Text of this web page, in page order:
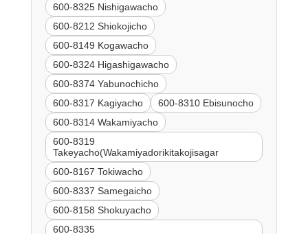
600-8325 Nishigawacho
600-8212 Shiokojicho
600-8149 Kogawacho
600-8324 Higashigawacho
600-8374 Yabunochicho
600-8317 Kagiyacho
600-8310 Ebisunocho
600-8314 Wakamiyacho
600-8319
Takeyacho(Wakamiyadorikitakojisagar
600-8167 Tokiwacho
600-8337 Samegaicho
600-8158 Shokuyacho
600-8335